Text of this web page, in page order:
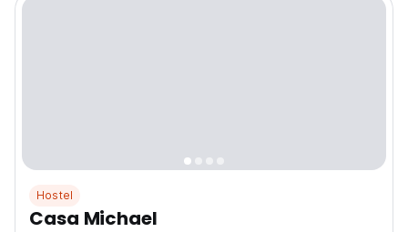
Hostel
Casa Michael